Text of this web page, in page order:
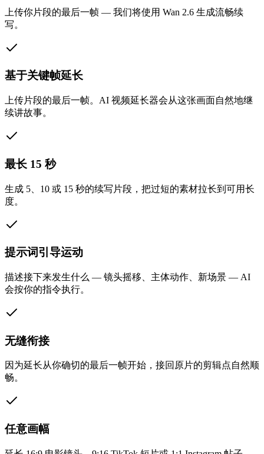
上传你片段的最后一帧 — 我们将使用 Wan 2.6 生成流畅续
写。
基于关键帧延长
上传片段的最后一帧。AI 视频延长器会从这张画面自然地继
续讲故事。
最长 15 秒
生成 5、10 或 15 秒的续写片段，把过短的素材拉长到可用长
度。
提示词引导运动
描述接下来发生什么 — 镜头摇移、主体动作、新场景 — AI
会按你的指令执行。
无缝衔接
因为延长从你确切的最后一帧开始，接回原片的剪辑点自然顺
畅。
任意画幅